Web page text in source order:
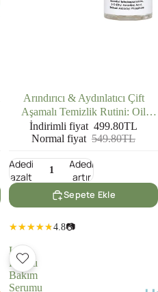
Arındırıcı & Aydınlatıcı Çift
Aşamalı Temizlik Rutini: Oil
Based Cleanser (200 ml) + Yüz
Temizleme Jeli (200 ml)
İndirimli fiyat 499.80TL
Normal fiyat 549.80TL
Adedi
azalt
Adedi
artır
Sepete Ekle
4.8📷
Leke
Karşıtı
Bakım
Serumu